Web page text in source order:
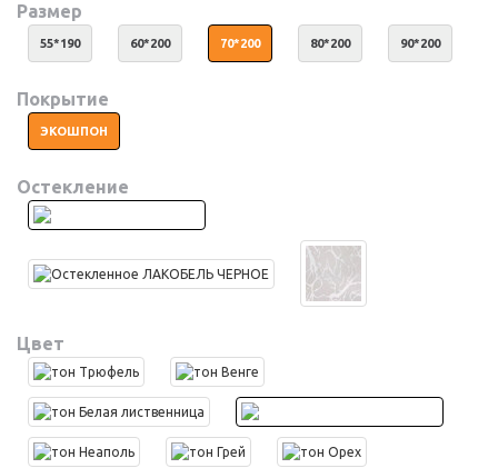
Размер
55*190 60*200 70*200 80*200 90*200
Покрытие
ЭКОШПОН
Остекление
Цвет